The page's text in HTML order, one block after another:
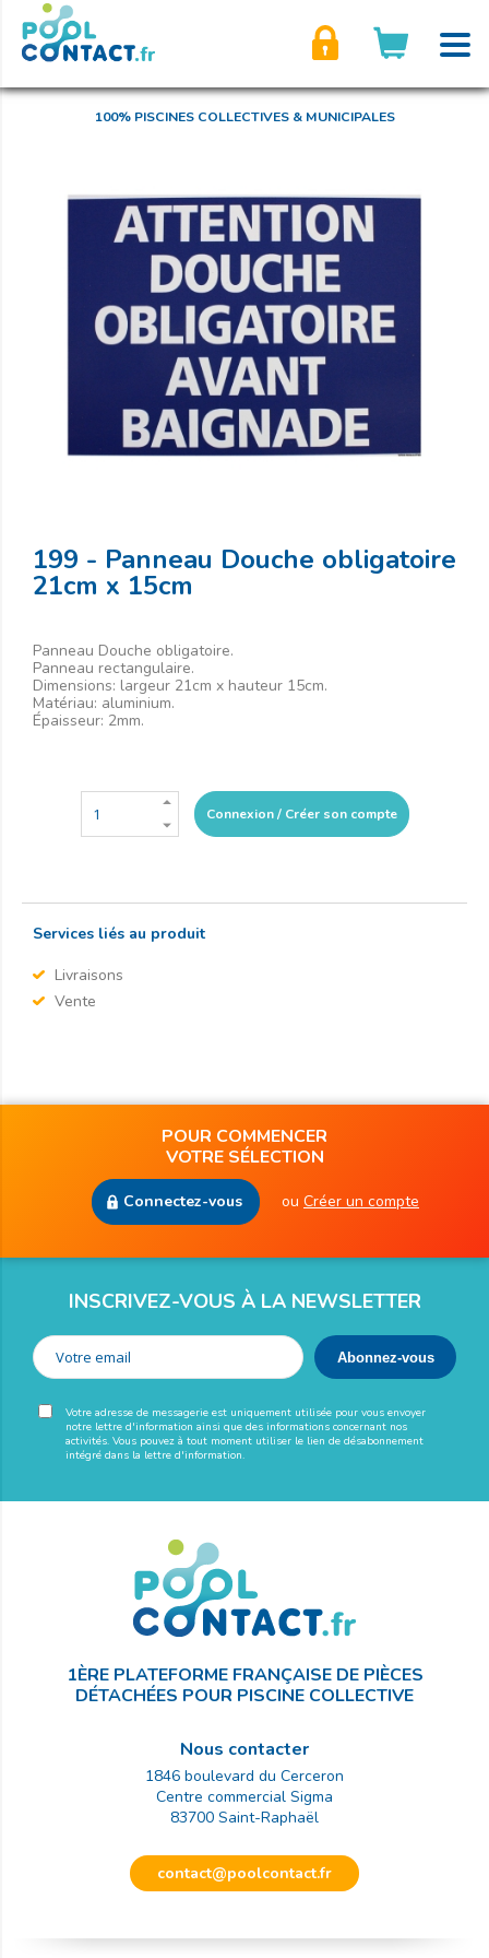
100% PISCINES COLLECTIVES & MUNICIPALES
199 - Panneau Douche obligatoire
21cm x 15cm
Panneau Douche obligatoire.
Panneau rectangulaire.
Dimensions: largeur 21cm x hauteur 15cm.
Matériau: aluminium.
Épaisseur: 2mm.
Connexion / Créer son compte
Services liés au produit
Livraisons
Vente
POUR COMMENCER
VOTRE SÉLECTION
Connectez-vous ou Créer un compte
INSCRIVEZ-VOUS À LA NEWSLETTER
Votre adresse de messagerie est uniquement utilisée pour vous envoyer
notre lettre d'information ainsi que des informations concernant nos
activités. Vous pouvez à tout moment utiliser le lien de désabonnement
intégré dans la lettre d'information.
1ÈRE PLATEFORME FRANÇAISE DE PIÈCES
DÉTACHÉES POUR PISCINE COLLECTIVE
Nous contacter
1846 boulevard du Cerceron
Centre commercial Sigma
83700 Saint-Raphaël
contact@poolcontact.fr